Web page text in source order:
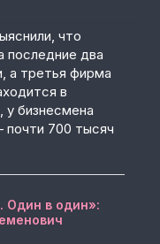
что
два
а третья фирма
в
у бизнесмена
почти 700 тысяч
Один в один»: